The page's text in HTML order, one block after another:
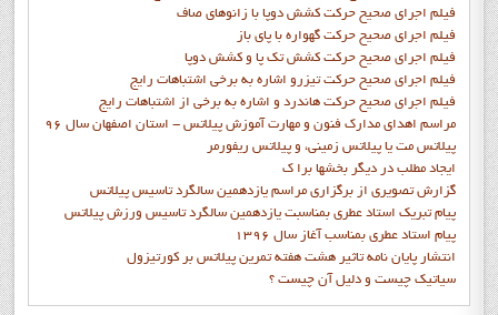
فيلم اجراي صحيح حرکت كشش دوپا با زانوهاي صاف
فيلم اجراي صحيح حرکت گهواره با پاي باز
فيلم اجراي صحيح حرکت کشش تک پا و کشش دوپا
فيلم اجراي صحيح حرکت تيزرو اشاره به برخي اشتباهات رايج
فيلم اجراي صحيح حرکت هاندرد و اشاره به برخي از اشتباهات رايج
مراسم اهدای مدارک فنون و مهارت آموزش پیلاتس - استان اصفهان سال 96
پیلاتس مت یا پیلاتس زمینی، و پیلاتس ریفورمر
ايجاد مطلب در ديگر بخشها برا ک
گزارش تصويري از برگزاري مراسم يازدهمين سالگرد تاسيس پيلاتس
پيام تبريک استاد عطري بمناسبت يازدهمين سالگرد تاسيس ورزش پيلاتس
پيام استاد عطري بمناسب آغاز سال 1396
انتشار پايان نامه تاثیر هشت هفته تمرین پیلاتس بر کورتیزول
سیاتیک چیست و دلیل آن چیست ؟